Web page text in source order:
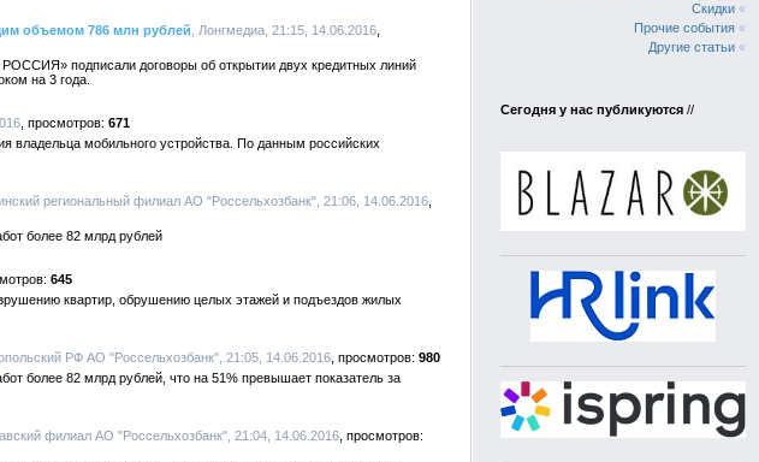
объемом 786 млн рублей , Лонгмедиа, 21:15, 14.06.2016
подписали договоры об открытии двух кредитных линий
на 3 года.
671
владельца мобильного устройства. По данным российских
региональный филиал АО "Россельхозбанк", 21:06, 14.06.2016
более 82 млрд рублей
645
квартир, обрушению целых этажей и подъездов жилых
РФ АО "Россельхозбанк", 21:05, 14.06.2016
980
более 82 млрд рублей, что на 51% превышает показатель за
филиал АО "Россельхозбанк", 21:04, 14.06.2016
Скидки «
Прочие события «
Другие статьи «
Сегодня у нас публикуются //